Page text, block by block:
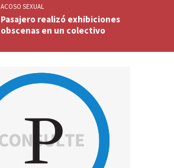
ACOSO SEXUAL
Pasajero realizó exhibiciones
obscenas en un colectivo